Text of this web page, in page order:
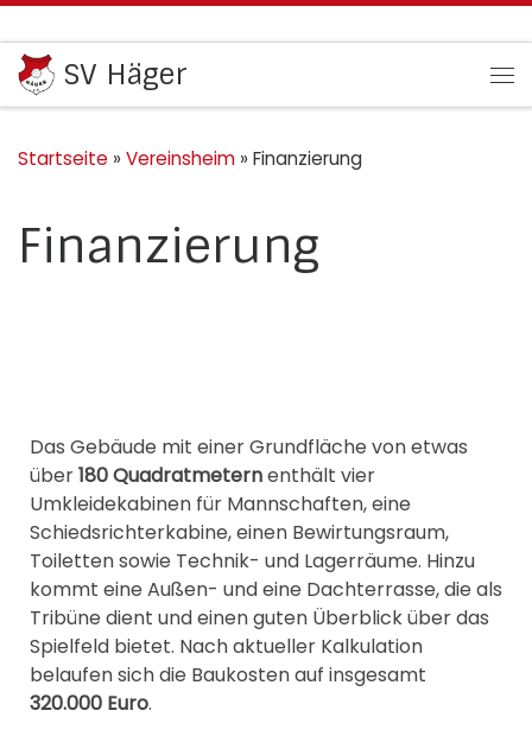
Zum Inhalt springen
SV Häger
Startseite » Vereinsheim » Finanzierung
Finanzierung
Das Gebäude mit einer Grundfläche von etwas
über180 Quadratmeternenthält vier
Umkleidekabinen für Mannschaften, eine
Schiedsrichterkabine, einen Bewirtungsraum,
Toiletten sowie Technik- und Lagerräume. Hinzu
kommt eine Außen- und eine Dachterrasse, die als
Tribüne dient und einen guten Überblick über das
Spielfeld bietet. Nach aktueller Kalkulation
belaufen sich die Baukosten auf insgesamt
320.000 Euro.